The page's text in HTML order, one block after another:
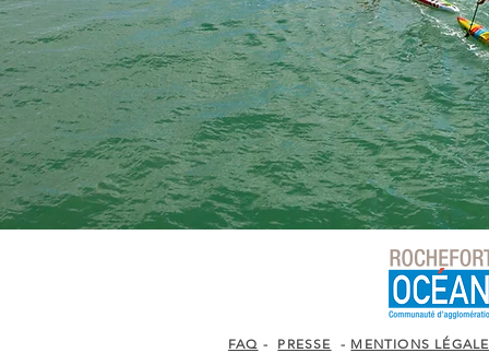
FAQ - PRESSE - MENTIONS